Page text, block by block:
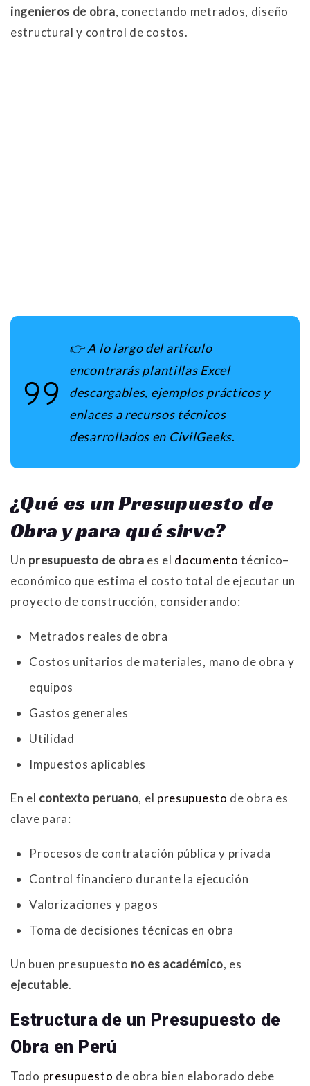
ingenieros de obra, conectando metrados, diseño
estructural y control de costos.
👉 A lo largo del artículo
encontrarásplantillas Excel
descargables, ejemplos prácticos y
enlaces a recursos técnicos
desarrollados en CivilGeeks.
¿Qué es un Presupuesto de
Obra y para qué sirve?
Un presupuesto de obra es el documento técnico–
económico que estima el costo total de ejecutar un
proyecto de construcción, considerando:
Metrados reales de obra
Costos unitarios de materiales, mano de obra y
equipos
Gastos generales
Utilidad
Impuestos aplicables
En el contexto peruano, el presupuesto de obra es
clave para:
Procesos de contratación pública y privada
Control financiero durante la ejecución
Valorizaciones y pagos
Toma de decisiones técnicas en obra
Un buen presupuesto no es académico, es
ejecutable.
Estructura de un Presupuesto de
Obra en Perú
Todo presupuesto de obra bien elaborado debe